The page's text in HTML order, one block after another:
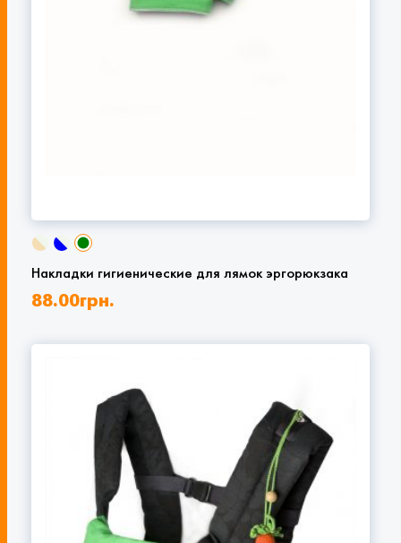
Накладки гигиенические для лямок эргорюкзака
88.00грн.